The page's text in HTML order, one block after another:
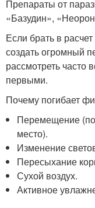
Препараты от
«Базудин»,
Если брать в
создать огромный
рассмотреть часто
первыми.
Почему погибает
Перемещение
место).
Изменение
Пересыхание
Сухой воздух.
Активное